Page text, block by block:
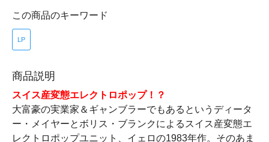
この商品のキーワード
LP
商品説明
スイス産変態エレクトロポップ！？
大富豪の実業家＆ギャンブラーでもあるというディータ
ー・メイヤーとボリス・ブランクによるスイス産変態エ
レクトロポップユニット、イェロの1983年作。そのあま